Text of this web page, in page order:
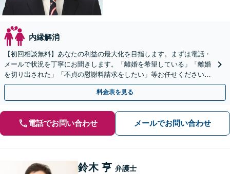
内縁解消
【初回相談無料】あなたの利益の最大化を目指します。まずは電話・
メールで状況を丁寧にお聞きします。「離婚を希望している」「離婚
を切り出された」「不貞の慰謝料請求をしたい」等お任せください。
【リーズナブルな料金設定】
料金表を見る
電話でお問い合わせ メールでお問い合わせ
鈴木 亨 弁護士